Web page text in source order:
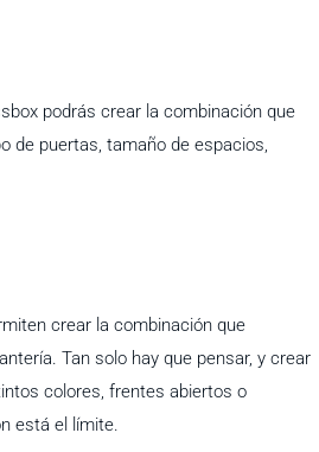
podrás crear la combinación que
de puertas, tamaño de espacios,
crear la combinación que
Tan solo hay que pensar, y crear
colores, frentes abiertos o
está el límite.